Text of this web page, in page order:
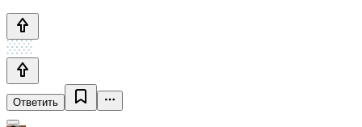
Ответить